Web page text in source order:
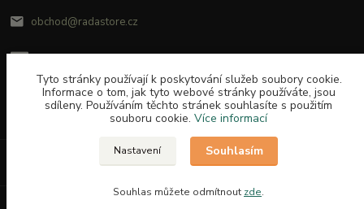
obchod@radastore.cz
Upravit sběr cookies.
Tyto stránky používají k poskytování služeb soubory cookie.
Informace o tom, jak tyto webové stránky používáte, jsou
sdíleny. Používáním těchto stránek souhlasíte s použitím
souboru cookie. Více informací
Nastavení Souhlasím
Souhlas můžete odmítnout zde.